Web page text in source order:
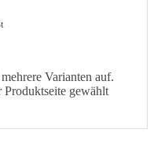
Varianten auf.
gewählt